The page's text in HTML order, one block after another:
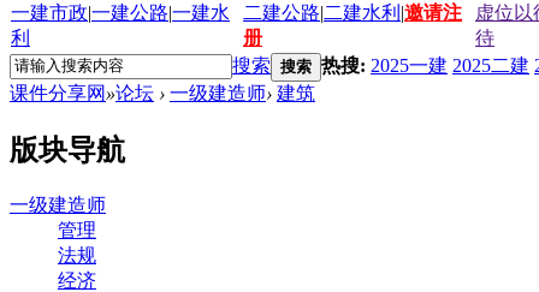
一建市政|一建公路|一建水
利
二建公路|二建水利 |邀请注
册
虚位以
待
搜索 搜索 热搜: 2025一建 2025二建
课件分享网 »论坛 › 一级建造师› 建筑
版块导航
一级建造师
管理
法规
经济